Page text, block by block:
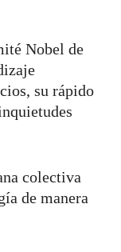
Nobel de
su rápido
colectiva
de manera